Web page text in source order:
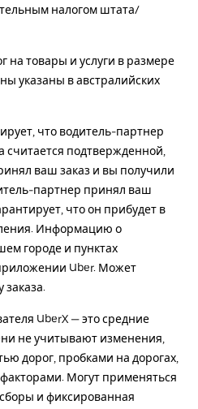
налогом штата/
на товары и услуги в размере
указаны в австралийских
что водитель-партнер
считается подтвержденной,
ваш заказ и вы получили
партнер принял ваш
что он прибудет в
Информацию о
городе и пунктах
Uber. Может
заказа.
UberX — это средние
не учитывают изменения,
дорог, пробками на дорогах,
Могут применяться
и фиксированная